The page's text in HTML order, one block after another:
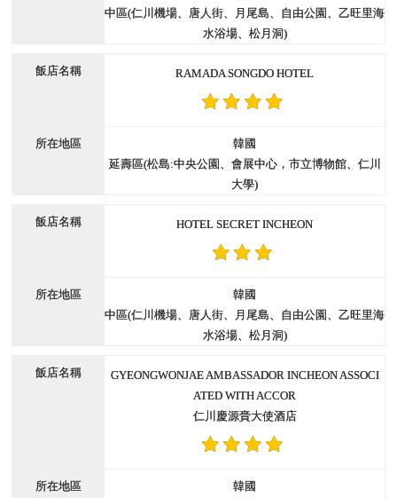
中區(仁川機場、唐人街、月尾島、自由公園、乙旺里海
水浴場、松月洞)
RAMADA SONGDO HOTEL
韓國
延壽區(松島:中央公園、會展中心，市立博物館、仁川
大學)
HOTEL SECRET INCHEON
韓國
中區(仁川機場、唐人街、月尾島、自由公園、乙旺里海
水浴場、松月洞)
GYEONGWONJAE AMBASSADOR INCHEON ASSOCI
ATED WITH ACCOR
仁川慶源賫大使酒店
韓國